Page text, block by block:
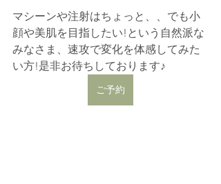
マシーンや注射はちょっと、、でも小
顔や美肌を目指したい!という自然派な
みなさま、速攻で変化を体感してみた
い方!是非お待ちしております♪
ご予約